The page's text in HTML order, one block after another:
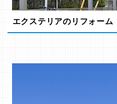
エクステリアのリフォーム